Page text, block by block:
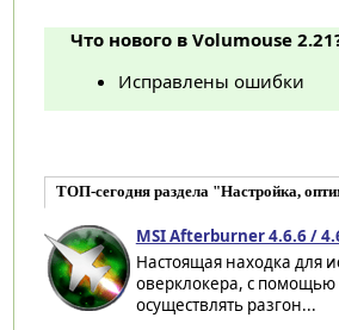
Что нового в Volumouse
Исправлены ошибки
ТОП-сегодня раздела "Настройка,
MSI Afterburner 4.6.6 /
Настоящая находка для
оверклокера, с
осуществлять разгон...